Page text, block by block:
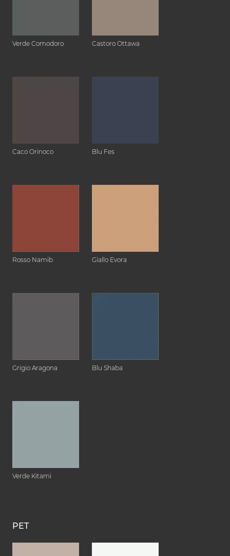
Verde Comodoro Castoro Ottawa
Caco Orinoco Blu Fes
Rosso Namib Giallo Evora
Grigio Aragona Blu Shaba
Verde Kitami
PET